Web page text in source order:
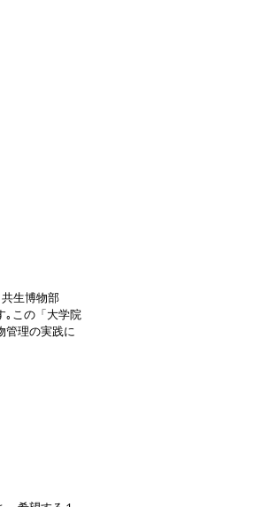
生博物部
｡この「大学院
管理の実践に